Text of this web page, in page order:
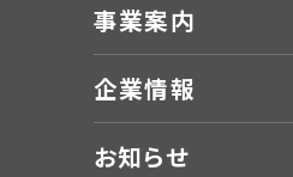
事業案内
企業情報
お知らせ